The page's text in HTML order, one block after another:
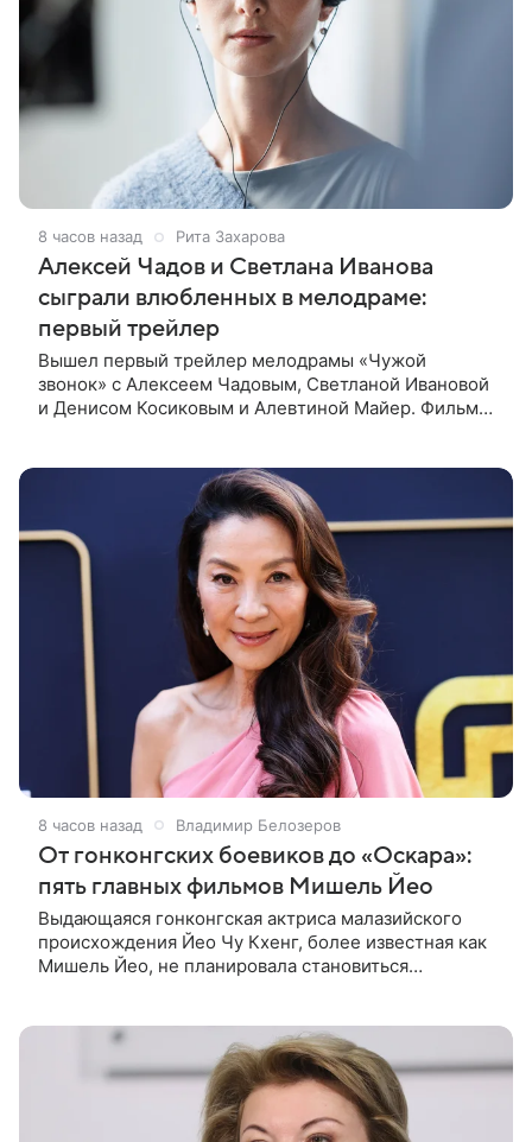
8 часов назад Рита Захарова
Алексей Чадов и Светлана Иванова
сыграли влюбленных в мелодраме:
первый трейлер
Вышел первый трейлер мелодрамы «Чужой
звонок» с Алексеем Чадовым, Светланой Ивановой
и Денисом Косиковым и Алевтиной Майер. Фильм
8 часов назад Владимир Белозеров
От гонконгских боевиков до «Оскара»:
пять главных фильмов Мишель Йео
Выдающаяся гонконгская актриса малазийского
происхождения Йео Чу Кхенг, более известная как
Мишель Йео, не планировала становиться